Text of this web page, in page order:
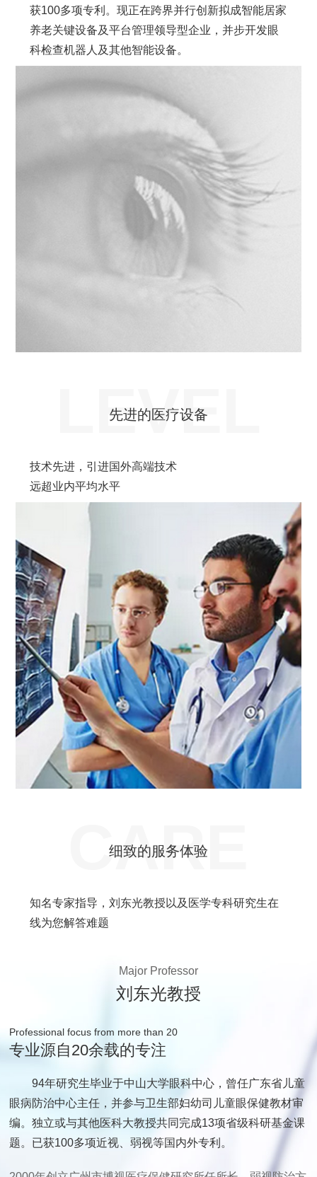
获100多项专利。现正在跨界并行创新拟成智能居家
养老关键设备及平台管理领导型企业，并步开发眼
科检查机器人及其他智能设备。
LEVEL
先进的医疗设备
技术先进，引进国外高端技术
远超业内平均水平
CARE
细致的服务体验
知名专家指导，刘东光教授以及医学专科研究生在
线为您解答难题
Major Professor
刘东光教授
Professional focus from more than 20
专业源自20余载的专注
94年研究生毕业于中山大学眼科中心，曾任广东省儿童
眼病防治中心主任，并参与卫生部妇幼司儿童眼保健教材审
编。独立或与其他医科大教授共同完成13项省级科研基金课
题。已获100多项近视、弱视等国内外专利。